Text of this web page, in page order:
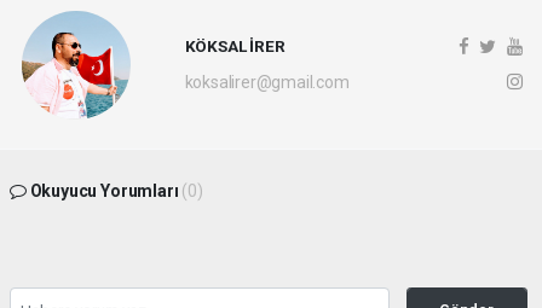
KÖKSAL İRER
koksalirer@gmail.com
Okuyucu Yorumları (0)